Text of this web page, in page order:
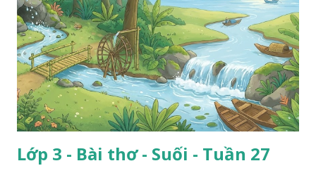
Lớp 3 - Bài thơ - Suối - Tuần 27